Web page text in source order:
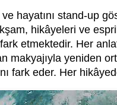
hayatını stand-up
hikâyeleri ve
etmektedir. Her
makyajıyla yeniden
fark eder. Her